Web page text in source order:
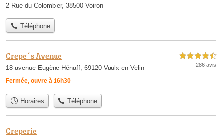
2 Rue du Colombier, 38500 Voiron
Téléphone
Crepe´s Avenue
18 avenue Eugène Hénaff, 69120 Vaulx-en-Velin
Fermée, ouvre à 16h30
4,5 étoiles sur 5
286 avis
Horaires Téléphone
Creperie